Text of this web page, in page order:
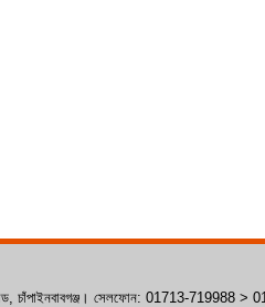
রোড, চাঁপাইনবাবগঞ্জ। সেলফোন: 01713-